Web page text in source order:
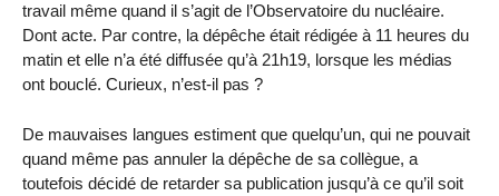
travail même quand il s’agit de l’Observatoire du nucléaire.
Dont acte. Par contre, la dépêche était rédigée à 11 heures du
matin et elle n’a été diffusée qu’à 21h19, lorsque les médias
ont bouclé. Curieux, n’est-il pas ?
De mauvaises langues estiment que quelqu’un, qui ne pouvait
quand même pas annuler la dépêche de sa collègue, a
toutefois décidé de retarder sa publication jusqu’à ce qu’il soit